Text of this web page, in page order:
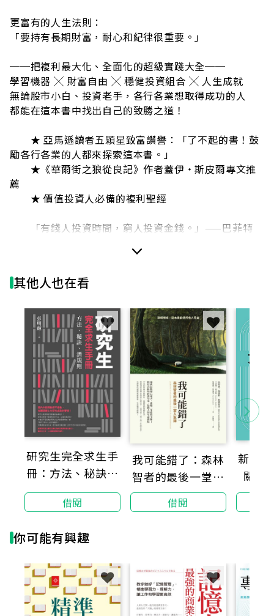
更富有的人生法則：
「要持有長期財富，耐心和紀律很重要。」
──把複利最大化、全面化的超級實踐大全──
學習機器 ╳ 財富自由 ╳ 穩健投資組合 ╳ 人生成就
無論股市小白、投資老手，各行各業想取得成功的人
都能在這本書中找出自己的致勝之道！
★ 亞馬遜讀者五顆星致富讚譽：「了不起的書！鼓
勵各行各業的人都來探索這本書。」
★《華爾街之狼從良記》作者蓋伊‧斯皮爾專文推
薦
★ 價值投資人必備的複利聖經
「有錢人投資時間，窮人投資金錢。」——巴菲特
複利的喜悅，將讓你每分每秒都變得更富有。
需要許多努力、犧牲、紀律，以及耐心。
的唯一金律！
本書是對複利效應與價值投資的頌揚，作者巴伊德
在書中分享眾多傑出投資人的成功故事，包括巴菲特、
蒙格、葛拉漢等投資典範，借鑒其智慧與危機策略，探
討「複利的哲學」如何經得起時間的考驗，不只使這些
人超越大盤績效，更給予他們一個極富價值的人生。巴
伊德也巧妙地將他所學到的複利哲學融會貫通，並向讀
者展示他如何在商業、投資、決策乃至於人生領域的實
際應用，獲得同樣豐饒的超額回報。
無論是理財新手、超級資深的投資人，各行各業想
為自己尋求成功之道的人們，都將發現這本書非常有
用，值得長期持有，並帶領他們享受人生每個階段複利
如何過上一個最棒的人生系統？
從人生、投資、自我經營，
成功投資人與大師都在實踐的最強哲學都在這裡！
其他人也在看
研究生完全求生手
冊：方法、秘訣、
潛規則
借閱
我可能錯了：森林
智者的最後一堂人
生課
借閱
新制
關鍵
你可能有興趣